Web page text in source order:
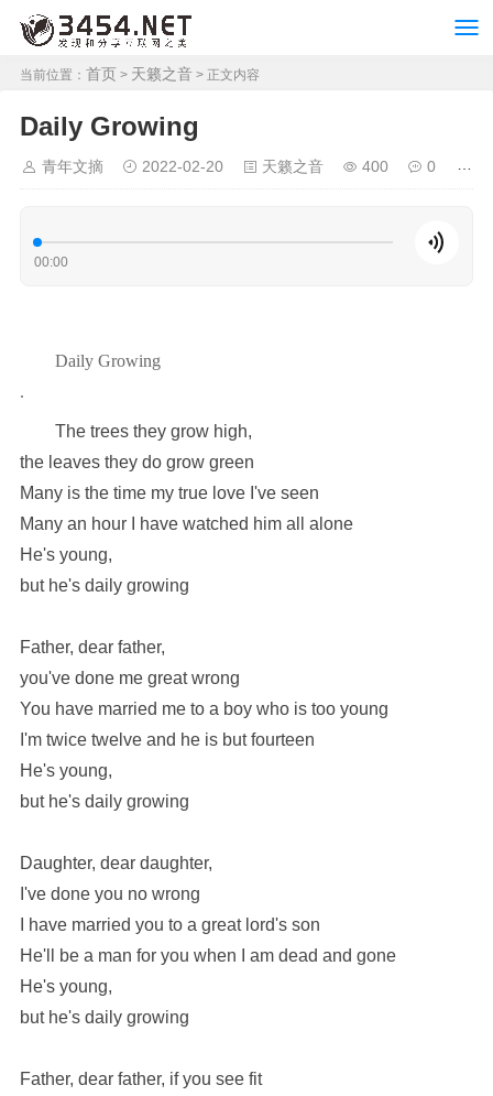
当前位置： 首页 > 天籁之音 > 正文内容
Daily Growing
青年文摘 2022-02-20 天籁之音 400 0
00:00
Daily Growing
.
The trees they grow high,
the leaves they do grow green
Many is the time my true love I've seen
Many an hour I have watched him all alone
He's young,
but he's daily growing
Father, dear father,
you've done me great wrong
You have married me to a boy who is too young
I'm twice twelve and he is but fourteen
He's young,
but he's daily growing
Daughter, dear daughter,
I've done you no wrong
I have married you to a great lord's son
He'll be a man for you when I am dead and gone
He's young,
but he's daily growing
Father, dear father, if you see fit